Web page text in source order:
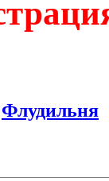
Флудильня